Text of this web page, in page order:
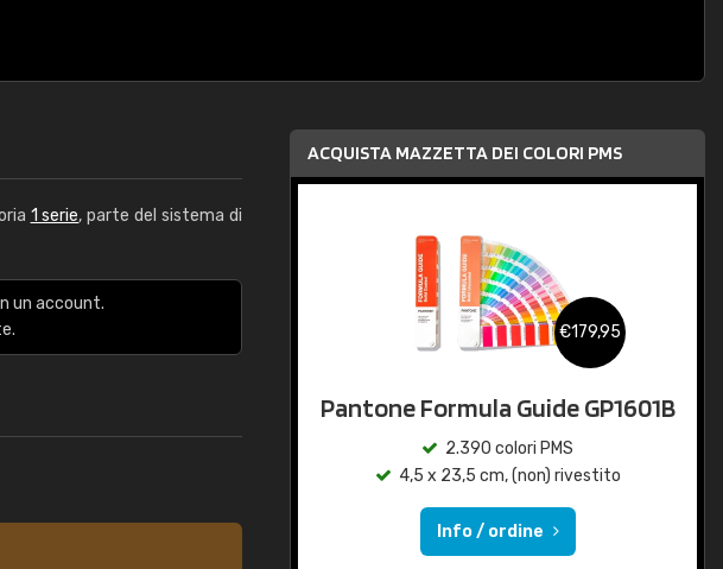
1 serie, parte del sistema di
un account.
ACQUISTA MAZZETTA DEI COLORI PMS
€179,95
Pantone Formula Guide GP1601B
2.390 colori PMS
4,5 x 23,5 cm, (non) rivestito
Info / ordine